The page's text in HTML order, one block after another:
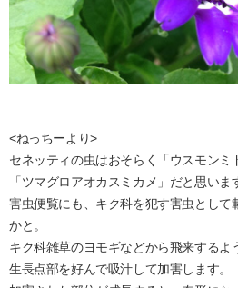
<ねっちーより>
セネッティの虫はおそらく「ウスモンミ
「ツマグロアオカスミカメ」だと思いま
害虫便覧にも、キク科を犯す害虫として
かと。
キク科雑草のヨモギなどから飛来するよ
生長点部を好んで吸汁して加害します。